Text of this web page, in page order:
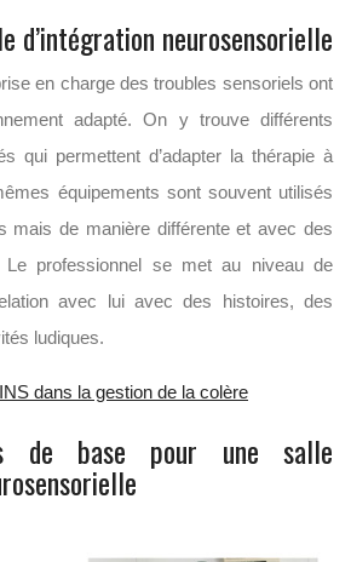
d’intégration neurosensorielle
en charge des troubles sensoriels ont
adapté. On y trouve différents
qui permettent d’adapter la thérapie à
équipements sont souvent utilisés
mais de manière différente et avec des
Le professionnel se met au niveau de
avec lui avec des histoires, des
ludiques.
dans la gestion de la colère
de base pour une salle